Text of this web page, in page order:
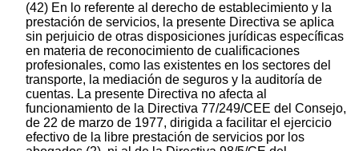
(42) En lo referente al derecho de establecimiento y la
prestación de servicios, la presente Directiva se aplica
sin perjuicio de otras disposiciones jurídicas específicas
en materia de reconocimiento de cualificaciones
profesionales, como las existentes en los sectores del
transporte, la mediación de seguros y la auditoría de
cuentas. La presente Directiva no afecta al
funcionamiento de la Directiva 77/249/CEE del Consejo,
de 22 de marzo de 1977, dirigida a facilitar el ejercicio
efectivo de la libre prestación de servicios por los